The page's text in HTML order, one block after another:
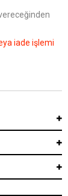
iade işlemi